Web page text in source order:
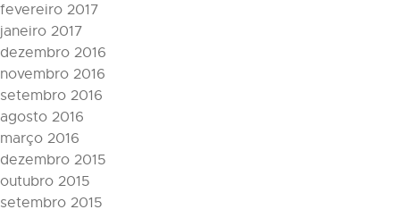
fevereiro 2017
janeiro 2017
dezembro 2016
novembro 2016
setembro 2016
agosto 2016
março 2016
dezembro 2015
outubro 2015
setembro 2015